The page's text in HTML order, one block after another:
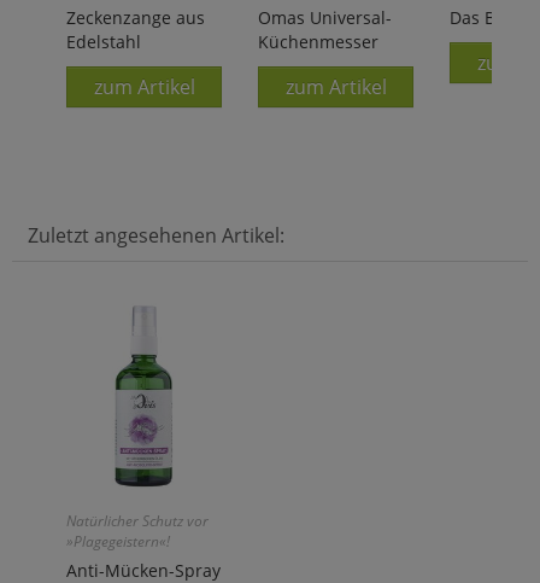
Zeckenzange aus
Edelstahl
zum Artikel
Omas Universal-
Küchenmesser
zum Artikel
Das Buch-
zum
Zuletzt angesehenen Artikel:
Natürlicher Schutz vor
»Plagegeistern«!
Anti-Mücken-Spray